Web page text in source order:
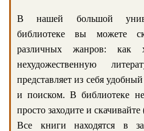
В нашей большой
библиотеке вы можете
различных жанров: как
нехудожественную
представляет из себя
и поиском. В библиотеке
просто заходите и
Все книги находятся в